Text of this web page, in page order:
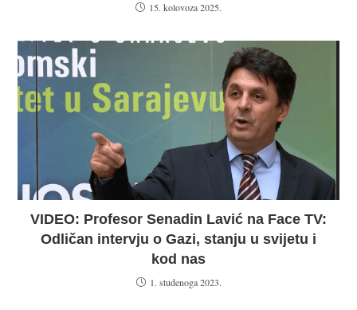
15. kolovoza 2025.
VIDEO: Profesor Senadin Lavić na Face TV:
Odličan intervju o Gazi, stanju u svijetu i
kod nas
1. studenoga 2023.